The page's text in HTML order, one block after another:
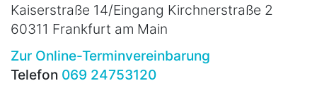
Kaiserstraße 14/Eingang Kirchnerstraße 2
60311 Frankfurt am Main
Zur Online-Terminvereinbarung
Telefon 069 24753120